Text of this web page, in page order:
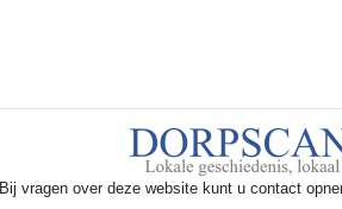
Bij vragen over deze website kunt u contact